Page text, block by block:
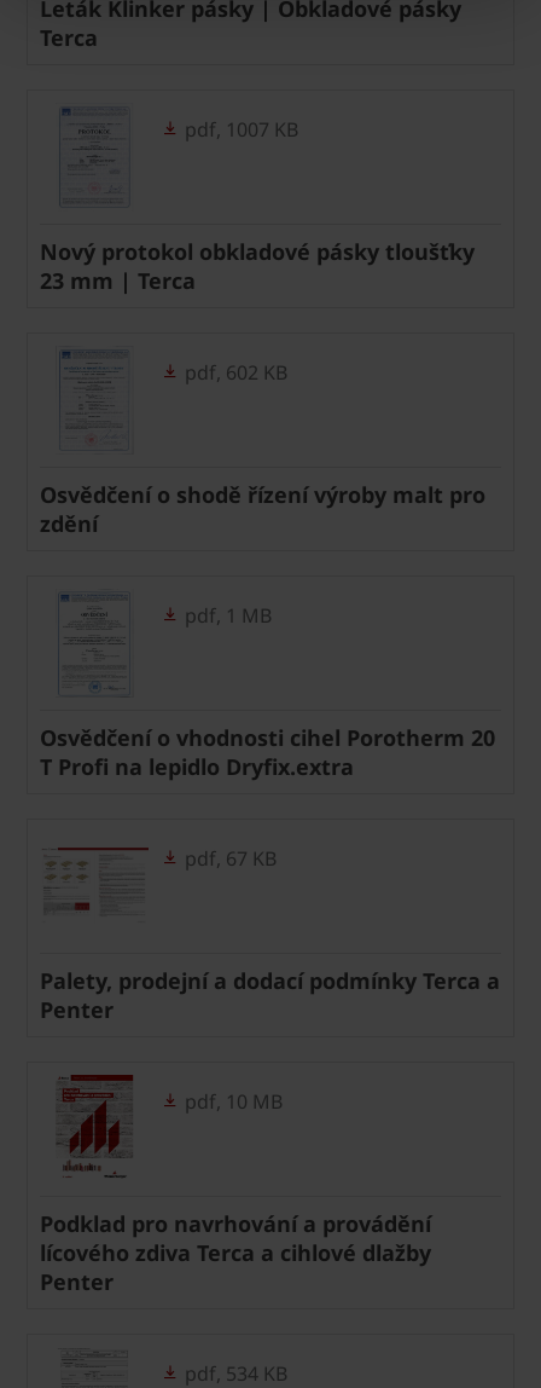
Leták Klinker pásky | Obkladové pásky
Terca
pdf, 1007 KB
Nový protokol obkladové pásky tloušťky
23 mm | Terca
pdf, 602 KB
Osvědčení o shodě řízení výroby malt pro
zdění
pdf, 1 MB
Osvědčení o vhodnosti cihel Porotherm 20
T Profi na lepidlo Dryfix.extra
pdf, 67 KB
Palety, prodejní a dodací podmínky Terca a
Penter
pdf, 10 MB
Podklad pro navrhování a provádění
lícového zdiva Terca a cihlové dlažby
Penter
pdf, 534 KB